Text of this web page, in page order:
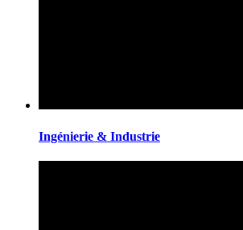
Ingénierie & Industrie